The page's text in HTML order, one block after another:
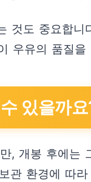
것도 중요합
유의 품질을
있을까
, 개봉 후에
관 환경에 따